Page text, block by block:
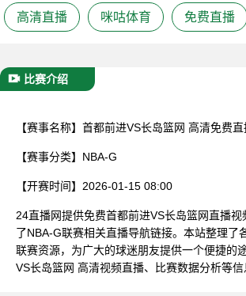
高清直播 咪咕体育 免费直播
比赛介绍
【赛事名称】 首都前进VS长岛篮网 高清免费直
【赛事分类】 NBA-G
【开赛时间】 2026-01-15 08:00
24直播网提供免费首都前进VS长岛篮网直播视
了NBA-G联赛相关直播导航链接。本站整理了
联赛资源，为广大的球迷朋友提供一个便捷的
VS长岛篮网 高清视频直播、比赛数据分析等信